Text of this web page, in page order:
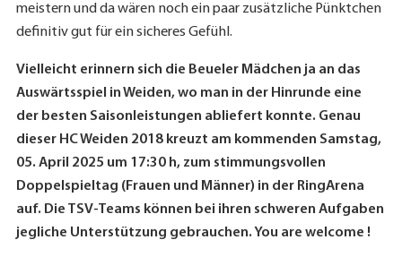
meistern und da wären noch ein paar zusätzliche Pünktchen
definitiv gut für ein sicheres Gefühl.
Vielleicht erinnern sich die Beueler Mädchen ja an das
Auswärtsspiel in Weiden, wo man in der Hinrunde eine
der besten Saisonleistungen abliefert konnte. Genau
dieser HC Weiden 2018 kreuzt am kommenden Samstag,
05. April 2025 um 17:30 h, zum stimmungsvollen
Doppelspieltag (Frauen und Männer) in der RingArena
auf. Die TSV-Teams können bei ihren schweren Aufgaben
jegliche Unterstützung gebrauchen. You are welcome !